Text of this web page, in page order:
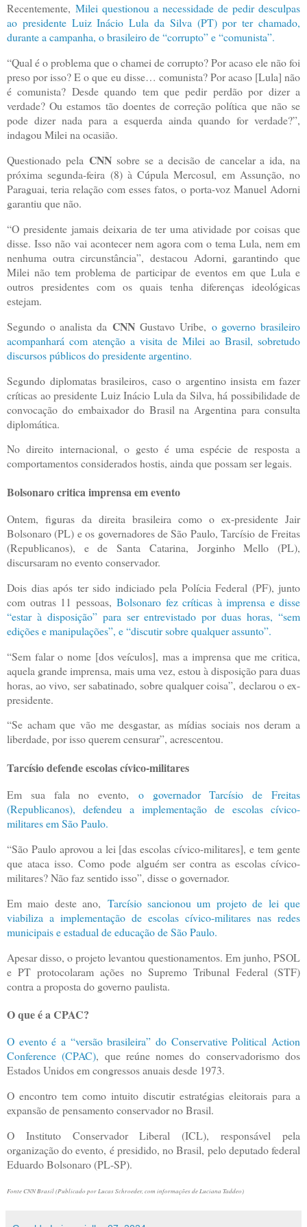
Recentemente, Milei questionou a necessidade de pedir desculpas
ao presidente Luiz Inácio Lula da Silva (PT) por ter chamado,
durante a campanha, o brasileiro de “corrupto” e “comunista”.
“Qual é o problema que o chamei de corrupto? Por acaso ele não foi
preso por isso? E o que eu disse… comunista? Por acaso [Lula] não
é comunista? Desde quando tem que pedir perdão por dizer a
verdade? Ou estamos tão doentes de correção política que não se
pode dizer nada para a esquerda ainda quando for verdade?”,
indagou Milei na ocasião.
Questionado pela CNNsobre se a decisão de cancelar a ida, na
próxima segunda-feira (8) à Cúpula Mercosul, em Assunção, no
Paraguai, teria relação com esses fatos, o porta-voz Manuel Adorni
garantiu que não.
“O presidente jamais deixaria de ter uma atividade por coisas que
disse. Isso não vai acontecer nem agora com o tema Lula, nem em
nenhuma outra circunstância”, destacou Adorni, garantindo que
Milei não tem problema de participar de eventos em que Lula e
outros presidentes com os quais tenha diferenças ideológicas
estejam.
Segundo o analista da CNNGustavo Uribe, o governo brasileiro
acompanhará com atenção a visita de Milei ao Brasil, sobretudo
discursos públicos do presidente argentino.
Segundo diplomatas brasileiros, caso o argentino insista em fazer
críticas ao presidente Luiz Inácio Lula da Silva, há possibilidade de
convocação do embaixador do Brasil na Argentina para consulta
diplomática.
No direito internacional, o gesto é uma espécie de resposta a
comportamentos considerados hostis, ainda que possam ser legais.
Bolsonaro critica imprensa em evento
Ontem, figuras da direita brasileira como o ex-presidente Jair
Bolsonaro (PL) e os governadores de São Paulo, Tarcísio de Freitas
(Republicanos), e de Santa Catarina, Jorginho Mello (PL),
discursaram no evento conservador.
Dois dias após ter sido indiciado pela Polícia Federal (PF), junto
com outras 11 pessoas, Bolsonaro fez críticas à imprensa e disse
“estar à disposição” para ser entrevistado por duas horas, “sem
edições e manipulações”, e “discutir sobre qualquer assunto”.
“Sem falar o nome [dos veículos], mas a imprensa que me critica,
aquela grande imprensa, mais uma vez, estou à disposição para duas
horas, ao vivo, ser sabatinado, sobre qualquer coisa”, declarou o ex-
presidente.
“Se acham que vão me desgastar, as mídias sociais nos deram a
liberdade, por isso querem censurar”, acrescentou.
Tarcísio defende escolas cívico-militares
Em sua fala no evento, o governador Tarcísio de Freitas
(Republicanos), defendeu a implementação de escolas cívico-
militares em São Paulo.
“São Paulo aprovou a lei [das escolas cívico-militares], e tem gente
que ataca isso. Como pode alguém ser contra as escolas cívico-
militares? Não faz sentido isso”, disse o governador.
Em maio deste ano, Tarcísio sancionou um projeto de lei que
viabiliza a implementação de escolas cívico-militares nas redes
municipais e estadual de educação de São Paulo.
Apesar disso, o projeto levantou questionamentos. Em junho, PSOL
e PT protocolaram ações no Supremo Tribunal Federal (STF)
contra a proposta do governo paulista.
O que é a CPAC?
O evento é a “versão brasileira” do Conservative Political Action
Conference (CPAC), que reúne nomes do conservadorismo dos
Estados Unidos em congressos anuais desde 1973.
O encontro tem como intuito discutir estratégias eleitorais para a
expansão de pensamento conservador no Brasil.
O Instituto Conservador Liberal (ICL), responsável pela
organização do evento, é presidido, no Brasil, pelo deputado federal
Eduardo Bolsonaro (PL-SP).
Fonte CNN Brasil (Publicado por Lucas Schroeder, com informações de Luciana Taddeo)